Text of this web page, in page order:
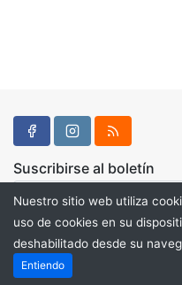
Suscribirse al boletín
Powered by
Nuestro sitio web utiliza
uso de cookies en su
deshabilitado desde su
Entiendo